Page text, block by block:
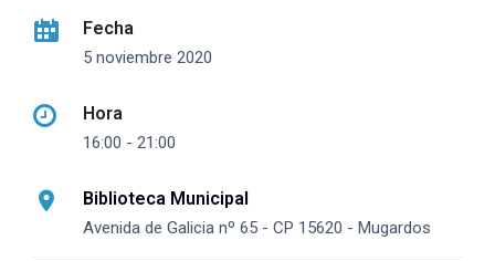
Fecha
5 noviembre 2020
Hora
16:00 - 21:00
Biblioteca Municipal
Avenida de Galicia nº 65 - CP 15620 - Mugardos